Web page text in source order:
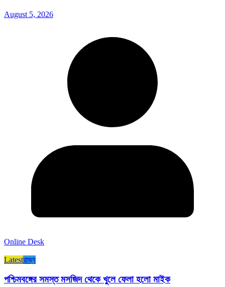
August 5, 2026
Online Desk
Latestরাজ্য​
পশ্চিমবঙ্গের সমস্ত মসজিদ থেকে খুলে ফেলা হলো মাইক